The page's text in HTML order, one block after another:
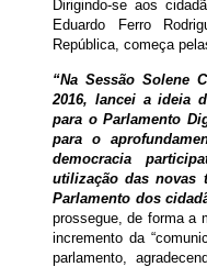
Dirigindo-se aos
Eduardo Ferro
República, começa
“Na Sessão Solene
2016, lancei a ideia
para o Parlamento
para o
democracia
utilização das novas
Parlamento dos
prossegue, de forma a
incremento da
parlamento,